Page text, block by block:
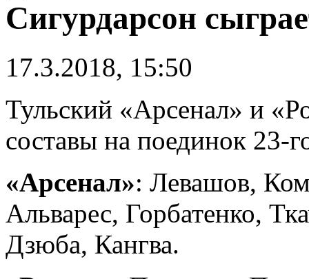
Сигурдарсон
17.3.2018, 15:50
Тульский «Арсенал» и
составы на поединок 23-
«Арсенал»: Левашов,
Альварес, Горбатенко,
Дзюба, Кангва.